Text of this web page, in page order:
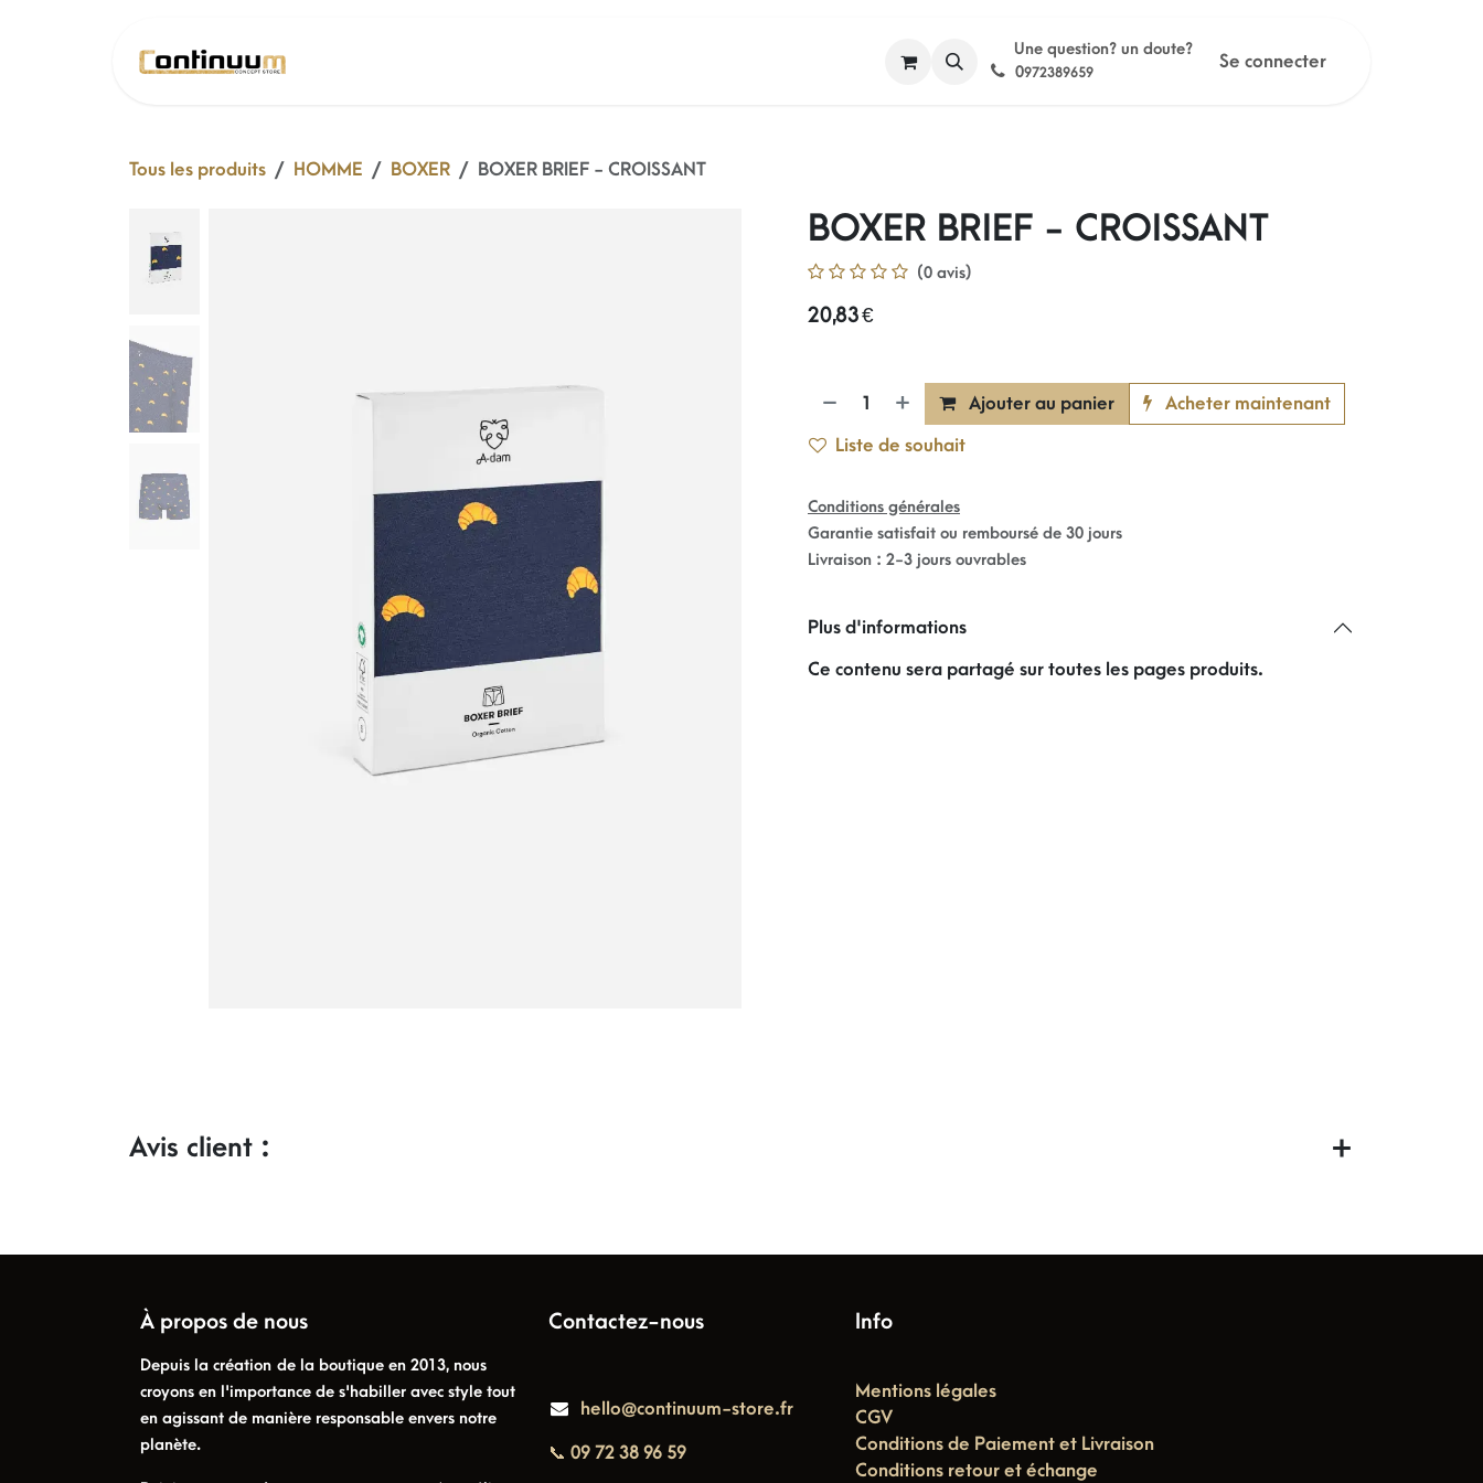
Une question? un doute?
0972389659
Se connecter
Tous les produits HOMME BOXER BOXER BRIEF - CROISSANT
BOXER BRIEF - CROISSANT
(0 avis)
20,83€
Ajouter au panier Acheter maintenant
Liste de souhait
Conditions générales
Garantie satisfait ou remboursé de 30 jours
Livraison : 2-3 jours ouvrables
Plus d'informations
Ce contenu sera partagé sur toutes les pages produits.
Avis client :
À propos de nous
Depuis la création de la boutique en 2013, nous
croyons en l'importance de s'habiller avec style tout
en agissant de manière responsable envers notre
planète.
Contactez-nous
hello@continuum-store.fr
📞 09 72 38 96 59
Info
Mentions légales
CGV
Conditions de Paiement et Livraison
Conditions retour et échange